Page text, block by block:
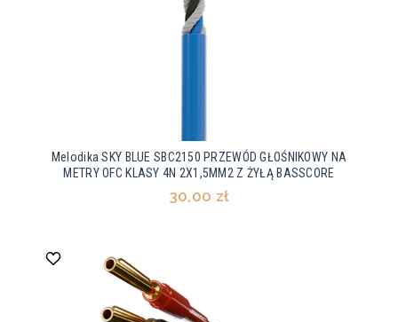
Melodika SKY BLUE SBC2150 PRZEWÓD GŁOŚNIKOWY NA
METRY OFC KLASY 4N 2X1,5MM2 Z ŻYŁĄ BASSCORE
30,00 zł